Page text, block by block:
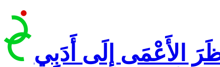
الأَعْمَى إِلَى أَدَبِي